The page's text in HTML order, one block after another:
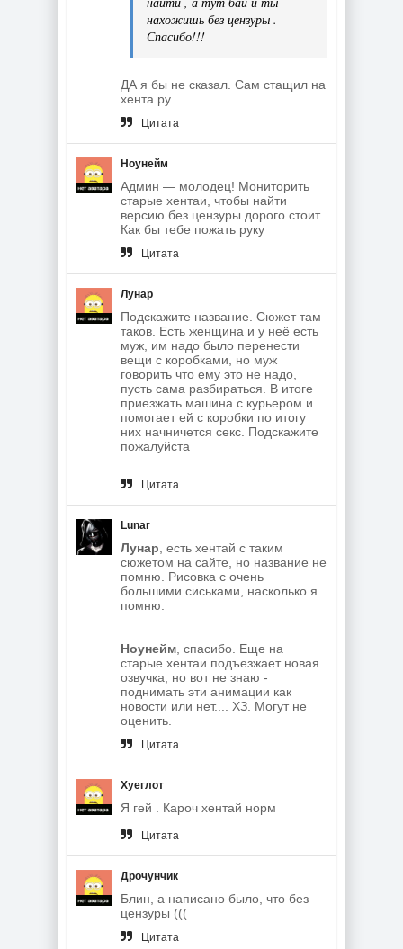
нахожишь без цензуры .
Спасибо!!!
ДА я бы не сказал. Сам стащил на
хента ру.
Цитата
Ноунейм
Админ — молодец! Мониторить
старые хентаи, чтобы найти
версию без цензуры дорого стоит.
Как бы тебе пожать руку
Цитата
Лунар
Подскажите название. Сюжет там
таков. Есть женщина и у неё есть
муж, им надо было перенести
вещи с коробками, но муж
говорить что ему это не надо,
пусть сама разбираться. В итоге
приезжать машина с курьером и
помогает ей с коробки по итогу
них начничется секс. Подскажите
пожалуйста
Цитата
Lunar
Лунар , есть хентай с таким
сюжетом на сайте, но название не
помню. Рисовка с очень
большими сиськами, насколько я
помню.
Ноунейм , спасибо. Еще на
старые хентаи подъезжает новая
озвучка, но вот не знаю -
поднимать эти анимации как
новости или нет.... ХЗ. Могут не
оценить.
Цитата
Хуеглот
Я гей . Кароч хентай норм
Цитата
Дрочунчик
Блин, а написано было, что без
цензуры (((
Цитата